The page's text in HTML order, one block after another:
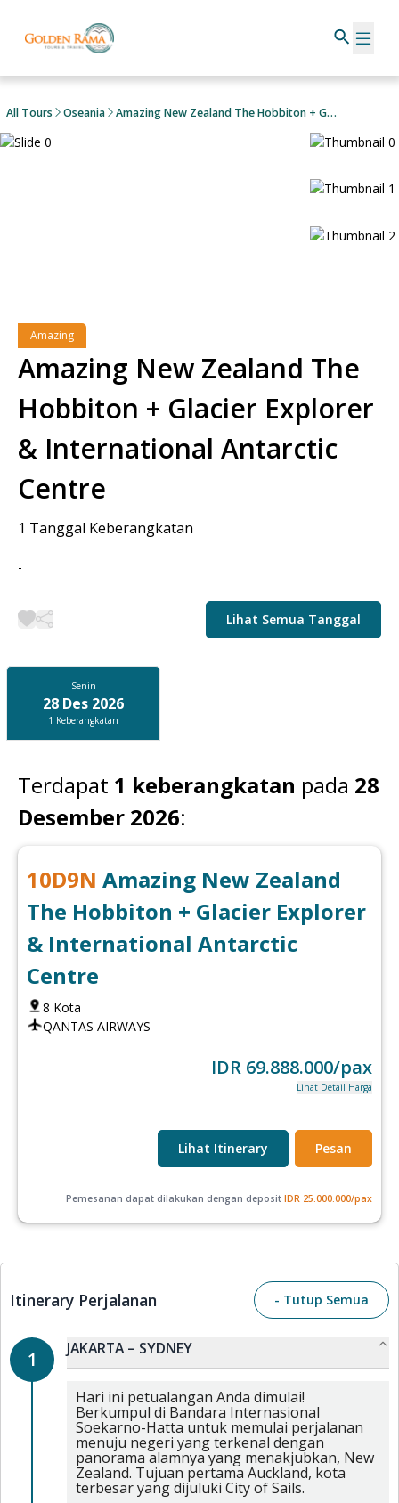
All Tours Oseania Amazing New Zealand The Hobbiton + Glacier Explorer & International Antarctic Centre
Amazing
Amazing New Zealand The
Hobbiton + Glacier Explorer
& International Antarctic
Centre
1 Tanggal Keberangkatan
-
Lihat Semua Tanggal
Senin
28 Des 2026
1 Keberangkatan
Terdapat 1 keberangkatan pada 28
Desember 2026:
10D9N Amazing New Zealand
The Hobbiton + Glacier Explorer
& International Antarctic
Centre
8 Kota
QANTAS AIRWAYS
IDR 69.888.000/pax
Lihat Detail Harga
Lihat Itinerary Pesan
Pemesanan dapat dilakukan dengan deposit IDR 25.000.000/pax
Itinerary Perjalanan - Tutup Semua
1 JAKARTA – SYDNEY
Hari ini petualangan Anda dimulai!
Berkumpul di Bandara Internasional
Soekarno-Hatta untuk memulai perjalanan
menuju negeri yang terkenal dengan
panorama alamnya yang menakjubkan, New
Zealand. Tujuan pertama Auckland, kota
terbesar yang dijuluki City of Sails.